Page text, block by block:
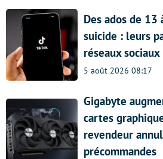
Des ados de
suicide : leurs
réseaux
5 août 2026 08:17
Gigabyte
cartes
revendeur
précommandes